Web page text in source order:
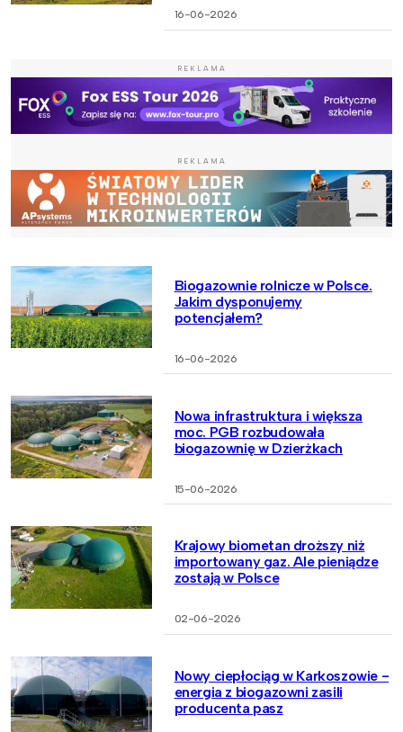
16-06-2026
REKLAMA
REKLAMA
Biogazownie rolnicze w Polsce.
Jakim dysponujemy
potencjałem?
16-06-2026
Nowa infrastruktura i większa
moc. PGB rozbudowała
biogazownię w Dzierżkach
15-06-2026
Krajowy biometan droższy niż
importowany gaz. Ale pieniądze
zostają w Polsce
02-06-2026
Nowy ciepłociąg w Karkoszowie -
energia z biogazowni zasili
producenta pasz